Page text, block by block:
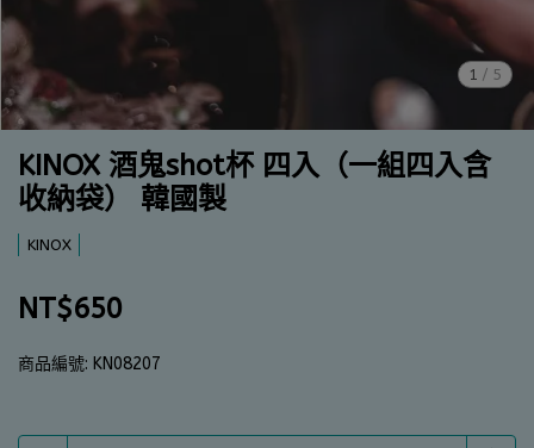
1 / 5
KINOX 酒鬼shot杯 四入（一組四入含
收納袋） 韓國製
KINOX
NT$650
商品編號: KN08207